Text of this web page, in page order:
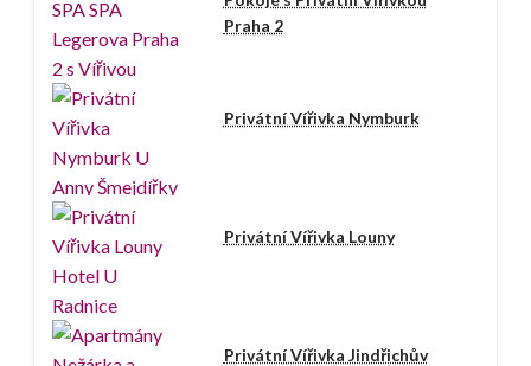
Praha 2
Privátní Vířivka Nymburk
Privátní Vířivka Louny
Privátní Vířivka Jindřichův